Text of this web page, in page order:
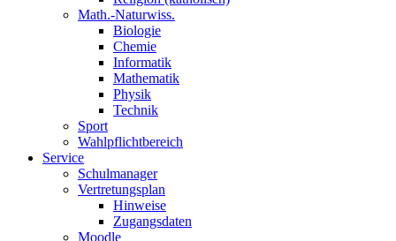
Math.-Naturwiss.
Biologie
Chemie
Informatik
Mathematik
Physik
Technik
Sport
Wahlpflichtbereich
Service
Schulmanager
Vertretungsplan
Hinweise
Zugangsdaten
Moodle